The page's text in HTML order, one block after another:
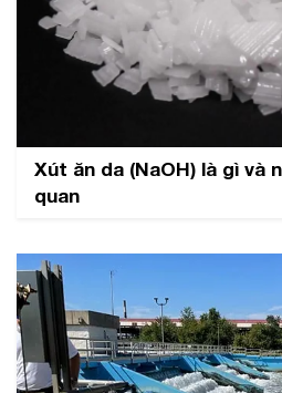
Xút ăn da (NaOH) là gì và
quan